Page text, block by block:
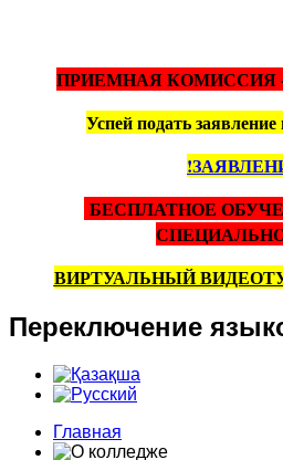
ПРИЕМНАЯ КОМИССИЯ -
Успей подать
БЕСПЛАТНОЕ
ВИРТУАЛЬНЫЙ
Переключение
Главная